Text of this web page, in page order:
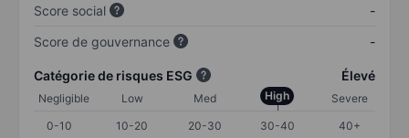
Score social
-
Score de gouvernance
-
Catégorie de risques ESG Élevé
Negligible Low Med High
Severe
0-10
10-20 20-30 30-40 40+